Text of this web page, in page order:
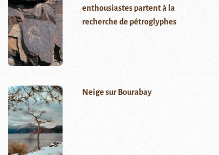
enthousiastes partent à la
recherche de pétroglyphes
Neige sur Bourabay